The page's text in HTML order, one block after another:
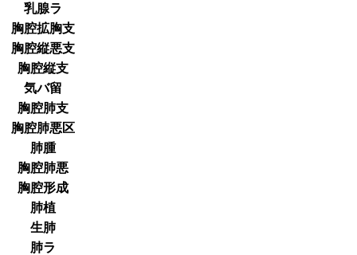
乳腺ラ
胸腔拡胸支
胸腔縦悪支
胸腔縦支
気バ留
胸腔肺支
胸腔肺悪区
肺腫
胸腔肺悪
胸腔形成
肺植
生肺
肺ラ